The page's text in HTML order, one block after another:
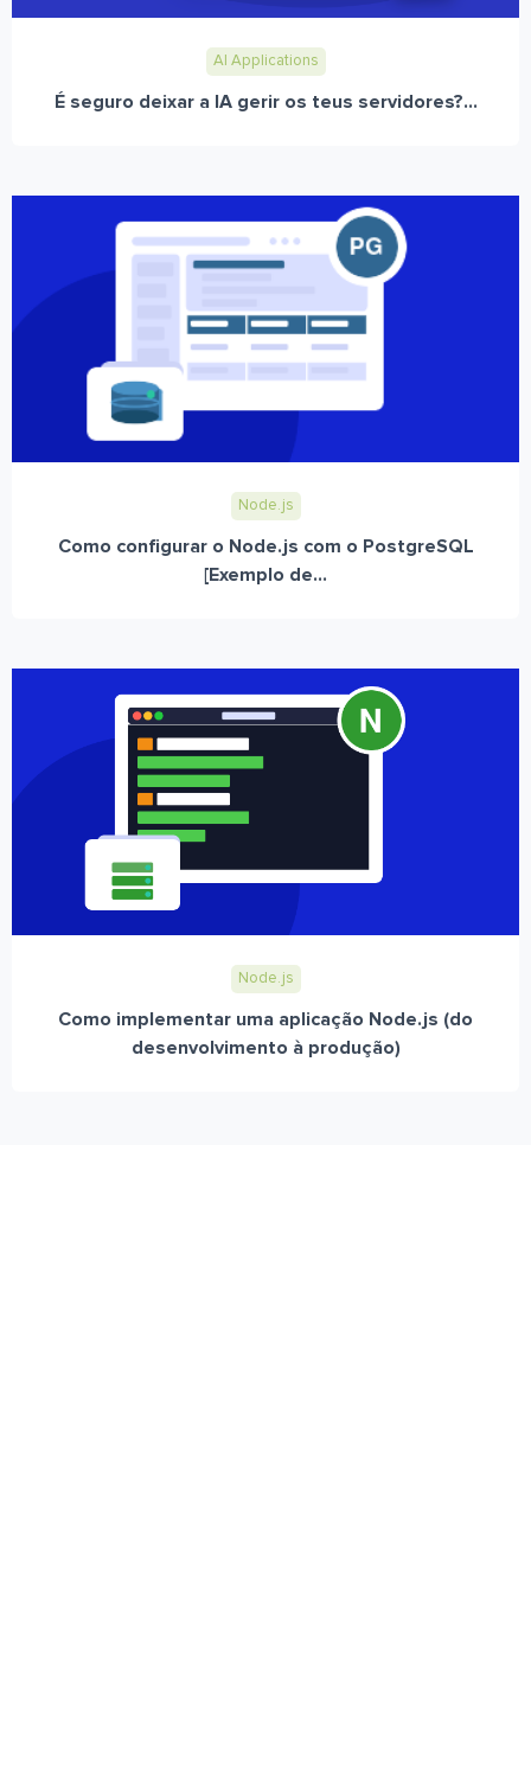
AI Applications
É seguro deixar a IA gerir os teus servidores?...
Node.js
Como configurar o Node.js com o PostgreSQL
[Exemplo de...
Node.js
Como implementar uma aplicação Node.js (do
desenvolvimento à produção)